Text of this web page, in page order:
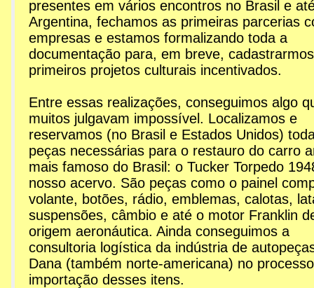
presentes em vários encontros no Brasil e
Argentina, fechamos as primeiras parcerias
empresas e estamos formalizando toda a
documentação para, em breve,
primeiros projetos culturais incentivados.
Entre essas realizações, conseguimos algo
muitos julgavam impossível. Localizamos e
reservamos (no Brasil e Estados Unidos)
peças necessárias para o restauro do carro
mais famoso do Brasil: o Tucker Torpedo
nosso acervo. São peças como o painel
volante, botões, rádio, emblemas, calotas,
suspensões, câmbio e até o motor Franklin
origem aeronáutica. Ainda conseguimos a
consultoria logística da indústria de
Dana (também norte-americana) no
importação desses itens.